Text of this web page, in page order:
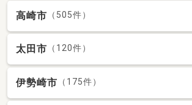
高崎市 （505件）
太田市 （120件）
伊勢崎市 （175件）